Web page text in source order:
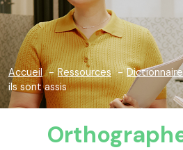
Accueil Ressources Dictionnaire
ils sont assis